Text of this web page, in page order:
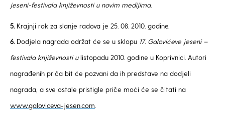
jeseni-festivala književnosti u novim medijima.
5. Krajnji rok za slanje radova je 25. 08. 2010. godine.
6. Dodjela nagrada održat će se u sklopu 17. Galovićeve jeseni –
festivala književnosti ulistopadu 2010. godine u Koprivnici. Autori
nagrađenih priča bit će pozvani da ih predstave na dodjeli
nagrada, a sve ostale pristigle priče moći će se čitati na
www.galoviceva-jesen.com